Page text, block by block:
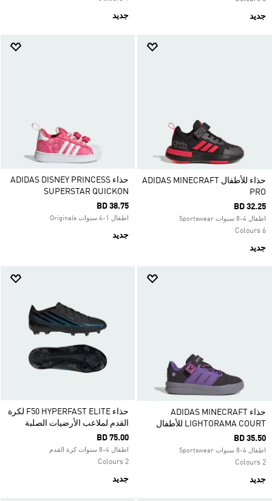
جديد جديد
حذاء للأطفال ADIDAS MINECRAFT
PRO
BD 32.25
اطفال 4-8 سنوات Sportswear
6 Colours
جديد
حذاء ADIDAS DISNEY PRINCESS
SUPERSTAR QUICKON
BD 38.75
اطفال 1-4 سنوات Originals
جديد
حذاء ADIDAS MINECRAFT
LIGHTORAMA COURT للأطفال
BD 35.50
اطفال 4-8 سنوات Sportswear
2 Colours
جديد
حذاء F50 HYPERFAST ELITE لكرة
القدم لملاعب الأرضيات الصلبة
BD 75.00
اطفال 4-8 سنوات كرة القدم
2 Colours
جديد